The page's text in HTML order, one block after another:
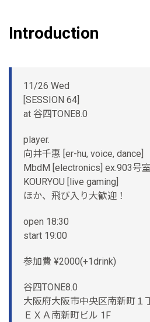
Introduction
11/26 Wed
[SESSION 64]
at 谷四TONE8.0
player.
向井千惠 [er-hu, voice, dance]
MbdM [electronics] ex.903号室
KOURYOU [live gaming]
ほか、飛び入り大歓迎！
open 18:30
start 19:00
参加費 ¥2000(+1drink)
谷四TONE8.0
大阪府大阪市中央区南新町１
ＥＸＡ南新町ビル 1F